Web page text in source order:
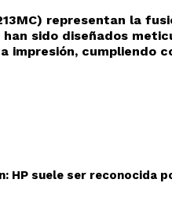
) representan la
han sido diseñados
impresión, cumpliendo
HP suele ser reconocida